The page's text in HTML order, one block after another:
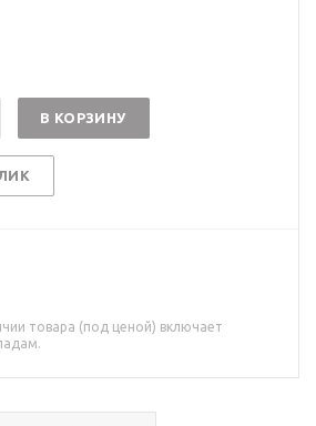
В КОРЗИНУ
товара (под ценой) включает